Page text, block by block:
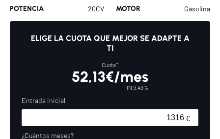
POTENCIA 20CV MOTOR Gasolina
ELIGE LA CUOTA QUE MEJOR SE ADAPTE A
TI
Entrada inicial
¿Cuántos meses?
Cuota*
52,13€/mes
TIN 9.49%